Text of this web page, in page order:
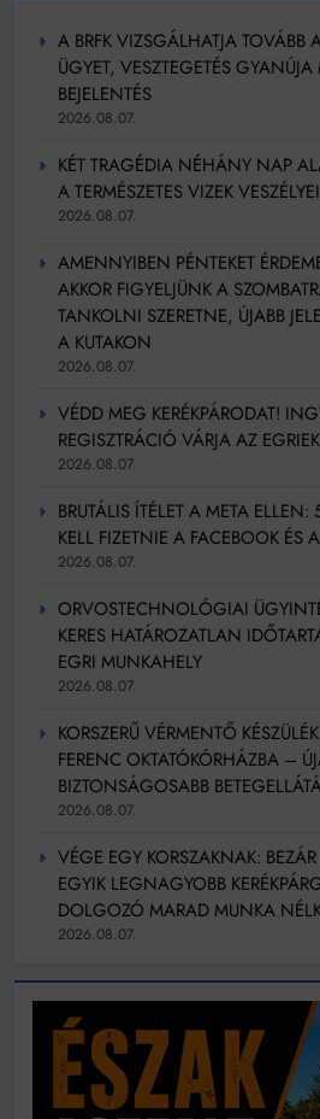
A BRFK VIZSGÁLHATJA TOVÁBB
ÜGYET, VESZTEGETÉS GYANÚJA
BEJELENTÉS
2026.08.07.
KÉT TRAGÉDIA NÉHÁNY NAP
A TERMÉSZETES VIZEK
2026.08.07.
AMENNYIBEN PÉNTEKET
AKKOR FIGYELJÜNK A
TANKOLNI SZERETNE, ÚJABB
A KUTAKON
2026.08.07.
VÉDD MEG KERÉKPÁRODAT!
REGISZTRÁCIÓ VÁRJA AZ
2026.08.07.
BRUTÁLIS ÍTÉLET A META
KELL FIZETNIE A FACEBOOK ÉS
2026.08.07.
ORVOSTECHNOLÓGIAI
KERES HATÁROZATLAN
EGRI MUNKAHELY
2026.08.07.
KORSZERŰ VÉRMENTŐ
FERENC OKTATÓKÓRHÁZBA –
BIZTONSÁGOSABB
2026.08.07.
VÉGE EGY KORSZAKNAK:
EGYIK LEGNAGYOBB
DOLGOZÓ MARAD MUNKA
2026.08.07.